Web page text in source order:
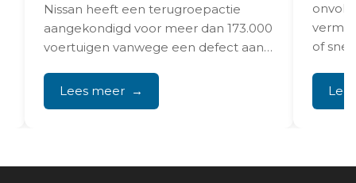
Nissan heeft een terugroepactie
aangekondigd voor meer dan 173.000
voertuigen vanwege een defect aan
dat tot onverwachte motoruitval...
Lees meer
of